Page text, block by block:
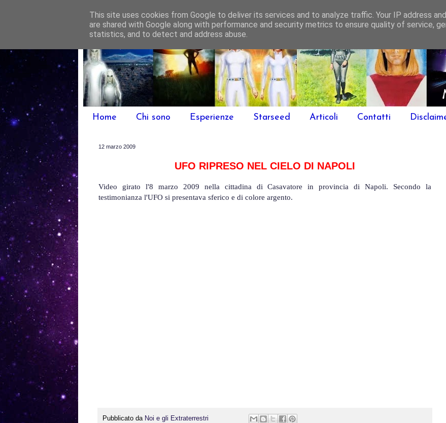
Home Chi sono Esperienze Starseed Articoli Contatti
12 marzo 2009
UFO RIPRESO NEL CIELO DI NAPOLI
Video girato l'8 marzo 2009 nella cittadina di Casavatore in provincia di Napoli. Secondo la
testimonianza l'UFO si presentava sferico e di colore argento.
Pubblicato da Noi e gli Extraterrestri
This site uses cookies from Google to deliver its services and to analyze traffic. Your IP address
are shared with Google along with performance and security metrics to ensure quality of service,
statistics, and to detect and address abuse.